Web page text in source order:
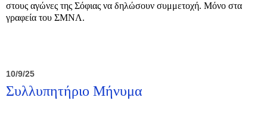
στους αγώνες της Σόφιας να δηλώσουν συμμετοχή. Μόνο στα
γραφεία του ΣΜΝΛ.
10/9/25
Συλλυπητήριο Μήνυμα